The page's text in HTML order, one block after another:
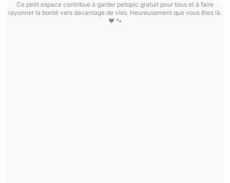
Ce petit espace contribue à garder petopic gratuit pour tous et à faire
rayonner la bonté vers davantage de vies. Heureusement que vous êtes là.
❤️ 🐾